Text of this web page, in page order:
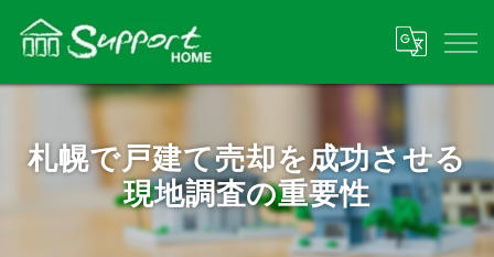
札幌で戸建て売却を成功させる
現地調査の重要性